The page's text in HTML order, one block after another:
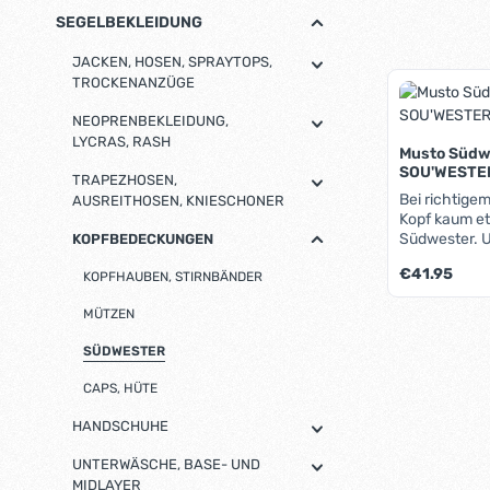
SEGELBEKLEIDUNG
JACKEN, HOSEN, SPRAYTOPS,
TROCKENANZÜGE
NEOPRENBEKLEIDUNG,
LYCRAS, RASH
TRAPEZHOSEN,
AUSREITHOSEN, KNIESCHONER
KOPFBEDECKUNGEN
KOPFHAUBEN, STIRNBÄNDER
MÜTZEN
SÜDWESTER
CAPS, HÜTE
HANDSCHUHE
UNTERWÄSCHE, BASE- UND
MIDLAYER
Musto
Bei
Kopf kaum
Südwester.
PVC,
Regulärer
€41.95